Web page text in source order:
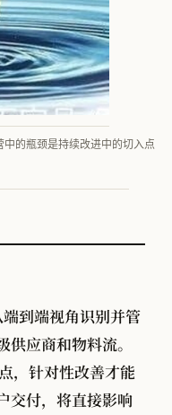
的瓶颈是持续改进中的切入点
到端视角识别并管
应商和物料流。
，针对性改善才能
交付，将直接影响